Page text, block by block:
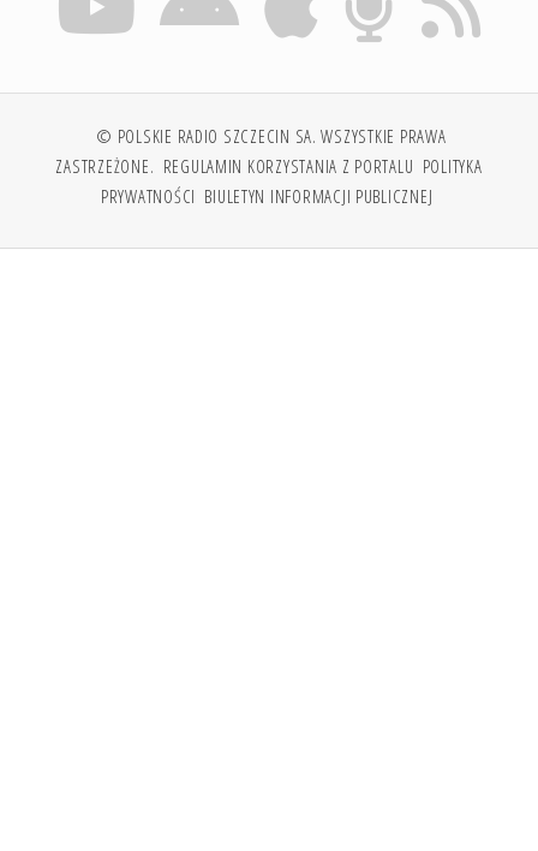
© POLSKIE RADIO SZCZECIN SA. WSZYSTKIE PRAWA
ZASTRZEŻONE. REGULAMIN KORZYSTANIA Z PORTALU POLITYKA
PRYWATNOŚCI BIULETYN INFORMACJI PUBLICZNEJ